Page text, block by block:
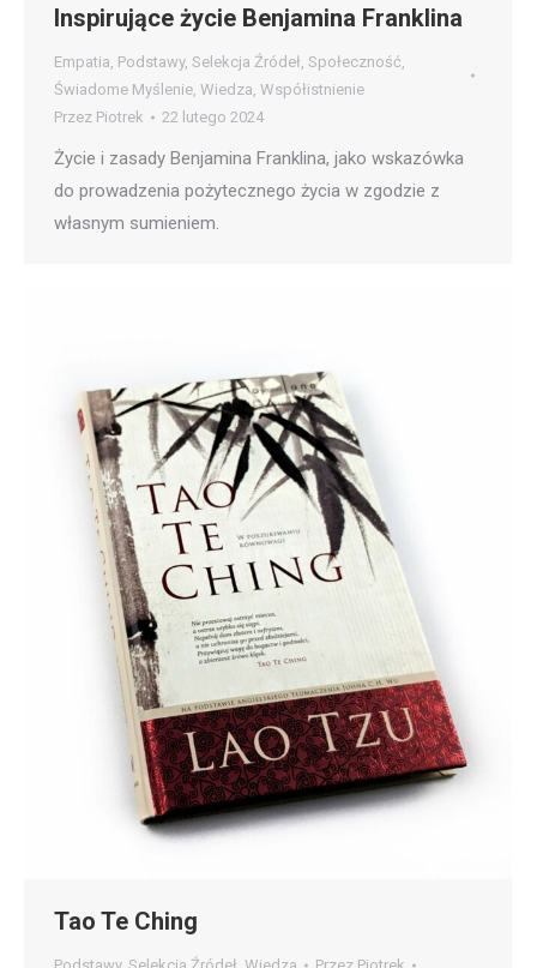
Inspirujące życie Benjamina Franklina
Empatia, Podstawy, Selekcja Źródeł, Społeczność,
Świadome Myślenie, Wiedza, Współistnienie
Przez Piotrek 22 lutego 2024
Życie i zasady Benjamina Franklina, jako wskazówka
do prowadzenia pożytecznego życia w zgodzie z
własnym sumieniem.
Tao Te Ching